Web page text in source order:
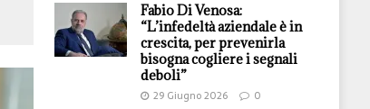
Fabio Di Venosa:
“L’infedeltà aziendale è in
crescita, per prevenirla
bisogna cogliere i segnali
deboli”
29 Giugno 2026 0